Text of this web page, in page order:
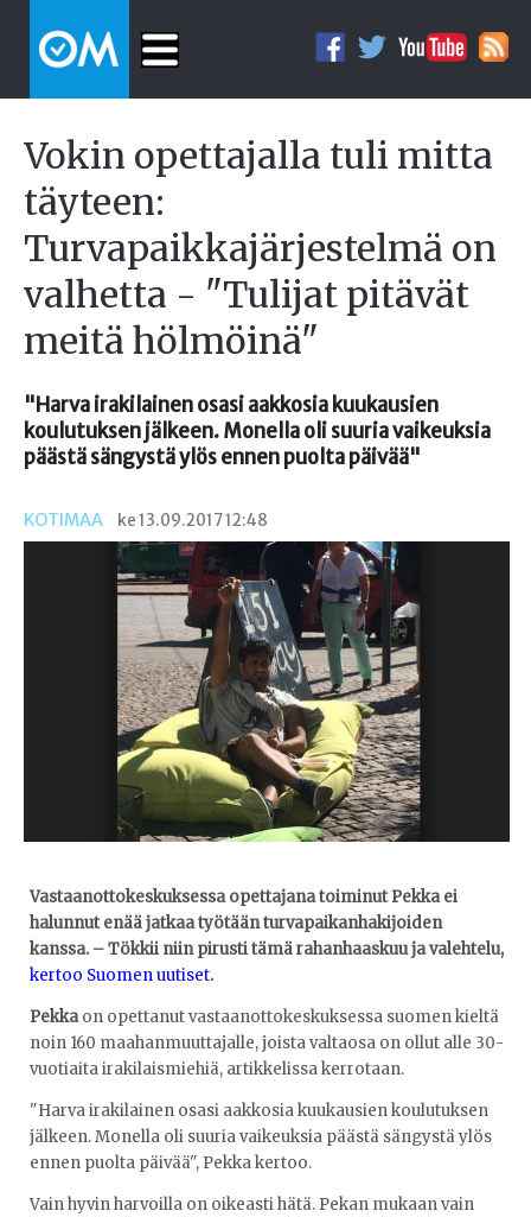
Vokin opettajalla tuli mitta
täyteen:
Turvapaikkajärjestelmä on
valhetta - "Tulijat pitävät
meitä hölmöinä"
"Harva irakilainen osasi aakkosia kuukausien
koulutuksen jälkeen. Monella oli suuria vaikeuksia
päästä sängystä ylös ennen puolta päivää"
KOTIMAA ke 13.09.2017 12:48
Vastaanottokeskuksessa opettajana toiminut Pekka ei
halunnut enää jatkaa työtään turvapaikanhakijoiden
kanssa. – Tökkii niin pirusti tämä rahanhaaskuu ja valehtelu,
kertoo Suomen uutiset.
Pekkaon opettanut vastaanottokeskuksessa suomen kieltä
noin 160 maahanmuuttajalle, joista valtaosa on ollut alle 30-
vuotiaita irakilaismiehiä, artikkelissa kerrotaan.
"Harva irakilainen osasi aakkosia kuukausien koulutuksen
jälkeen. Monella oli suuria vaikeuksia päästä sängystä ylös
ennen puolta päivää", Pekka kertoo.
Vain hyvin harvoilla on oikeasti hätä. Pekan mukaan vain